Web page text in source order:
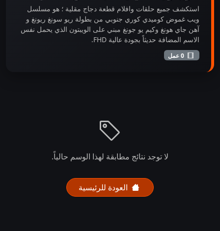
استكشف جميع حلقات وافلام قطعة دجاج مقلية ؛ هو مسلسل
ويب غموض كوميدي كوري جنوبي من بطولة ريو سونغ ريونغ و
آهن جاي هونغ وكيم يو جونغ مبني على الويبتون الذي يحمل نفس
الاسم المضافة حديثاً بجودة عالية FHD.
لا توجد نتائج مطابقة لهذا الوسم حالياً.
العودة للرئيسية